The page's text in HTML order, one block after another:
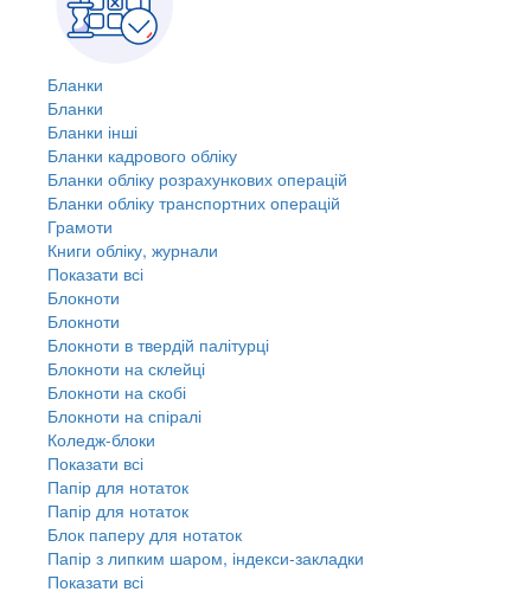
Бланки
Бланки
Бланки інші
Бланки кадрового обліку
Бланки обліку розрахункових операцій
Бланки обліку транспортних операцій
Грамоти
Книги обліку, журнали
Показати всі
Блокноти
Блокноти
Блокноти в твердій палітурці
Блокноти на склейці
Блокноти на скобі
Блокноти на спіралі
Коледж-блоки
Показати всі
Папір для нотаток
Папір для нотаток
Блок паперу для нотаток
Папір з липким шаром, індекси-закладки
Показати всі